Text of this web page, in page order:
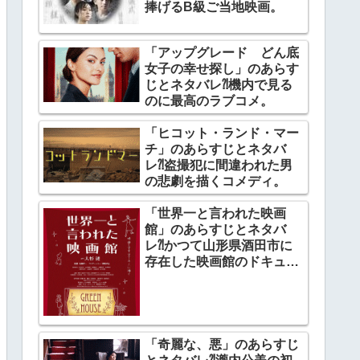
捧げるB級ご当地映画。
「アップグレード どん底
女子の幸せ探し」のあらす
じとネタバレ⁈機内で見る
のに最高のラブコメ。
「ヒコット・ランド・マー
チ」のあらすじとネタバ
レ⁈盗撮犯に間違われた男
の悲劇を描くコメディ。
「世界一と言われた映画
館」のあらすじとネタバ
レ⁈かつて山形県酒田市に
存在した映画館のドキュメ
「奇麗な、悪」のあらすじ